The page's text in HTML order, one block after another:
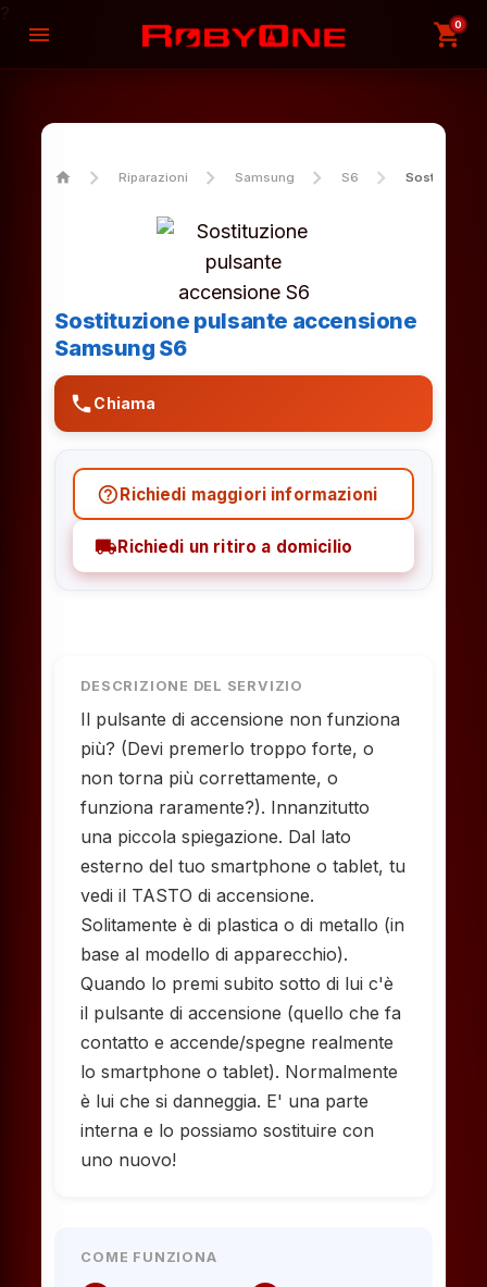
menu shopping_cart
0
home Riparazioni Samsung S6
Sostituzione pulsante accensione
Samsung S6
phoneChiama
help_outlineRichiedi maggiori informazioni
local_shippingRichiedi un ritiro a domicilio
DESCRIZIONE DEL SERVIZIO
Il pulsante di accensione non funziona
più? (Devi premerlo troppo forte, o
non torna più correttamente, o
funziona raramente?). Innanzitutto
una piccola spiegazione. Dal lato
esterno del tuo smartphone o tablet, tu
vedi il TASTO di accensione.
Solitamente è di plastica o di metallo (in
base al modello di apparecchio).
Quando lo premi subito sotto di lui c'è
il pulsante di accensione (quello che fa
contatto e accende/spegne realmente
lo smartphone o tablet). Normalmente
è lui che si danneggia. E' una parte
interna e lo possiamo sostituire con
uno nuovo!
COME FUNZIONA